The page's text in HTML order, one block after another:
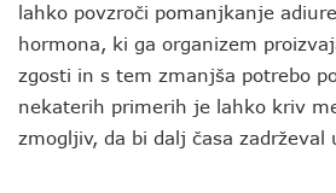
lahko povzroči pomanjkanje
hormona, ki ga organizem
zgosti in s tem zmanjša potrebo
nekaterih primerih je lahko kriv
zmogljiv, da bi dalj časa zadrževal